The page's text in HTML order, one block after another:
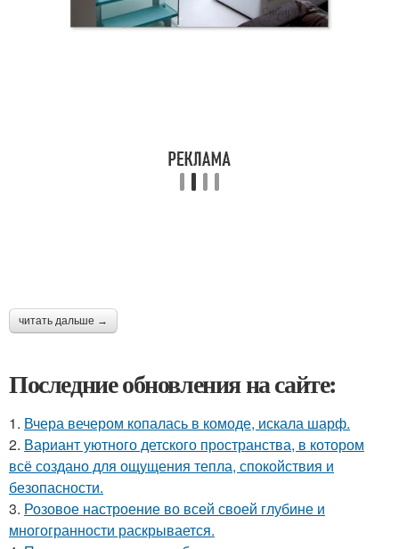
читать дальше →
Последние обновления на сайте:
1. Вчера вечером копалась в комоде, искала шарф.
2. Вариант уютного детского пространства, в котором
всё создано для ощущения тепла, спокойствия и
безопасности.
3. Розовое настроение во всей своей глубине и
многогранности раскрывается.